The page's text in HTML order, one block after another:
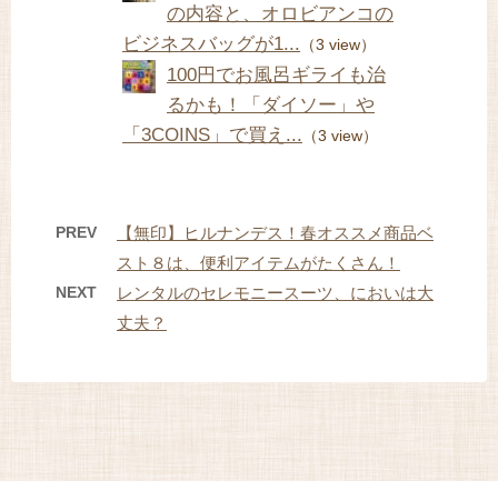
の内容と、オロビアンコの
ビジネスバッグが1... （3 view）
100円でお風呂ギライも治
るかも！「ダイソー」や
「3COINS」で買え... （3 view）
PREV
【無印】ヒルナンデス！春オススメ商品ベ
スト８は、便利アイテムがたくさん！
NEXT
レンタルのセレモニースーツ、においは大
丈夫？